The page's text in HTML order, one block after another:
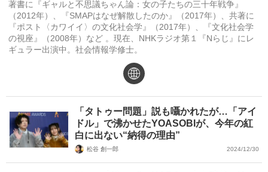
著書に『ギャルと不思議ちゃん論：女の子たちの三十年戦争』
（2012年）、『SMAPはなぜ解散したのか』（2017年）、共著に
『ポスト〈カワイイ〉の文化社会学』（2017年）、『文化社会学
の視座』（2008年）など 。現在、NHKラジオ第１『Nらじ』にレ
ギュラー出演中。社会情報学修士。
「タトゥー問題」説も囁かれたが…「アイ
ドル」で沸かせたYOASOBIが、今年の紅
白に出ない“納得の理由”
松谷 創一郎 2024/12/30